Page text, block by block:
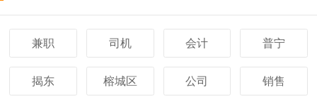
兼职 司机 会计 普宁
揭东 榕城区 公司 销售